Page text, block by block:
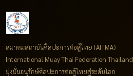
สมาคมสถาบันศิลปะการต่อสู้ไทย (AITMA)
International Muay Thai Federation Thailand
มุ่งมั่นอนุรักษ์ศิลปะการต่อสู้ไทยสู่ระดับโลก